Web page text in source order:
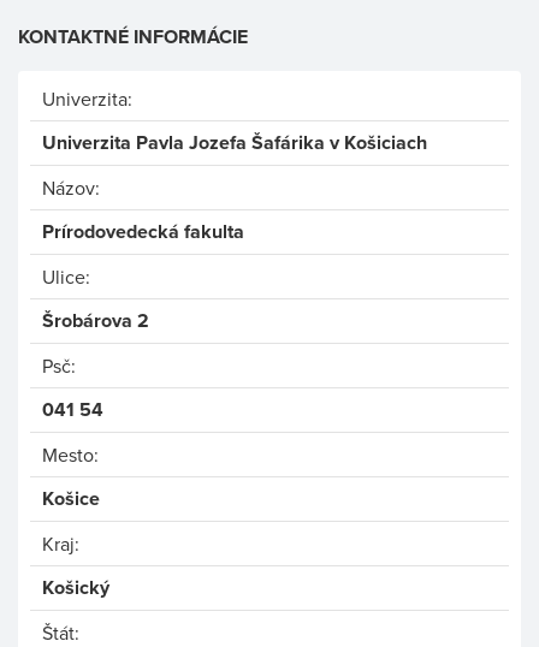
KONTAKTNÉ INFORMÁCIE
Univerzita:
Univerzita Pavla Jozefa Šafárika v Košiciach
Názov:
Prírodovedecká fakulta
Ulice:
Šrobárova 2
Psč:
041 54
Mesto:
Košice
Kraj:
Košický
Štát: